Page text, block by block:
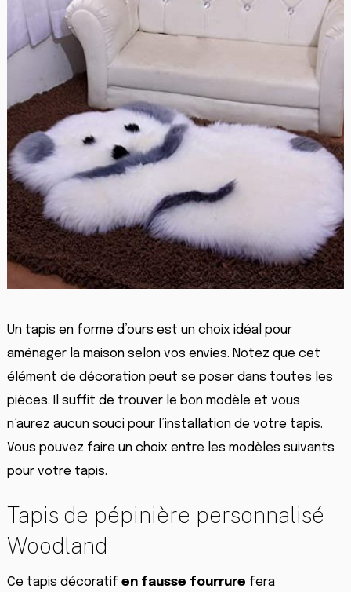
Un tapis en forme d’ours est un choix idéal pour
aménager la maison selon vos envies. Notez que cet
élément de décoration peut se poser dans toutes les
pièces. Il suffit de trouver le bon modèle et vous
n’aurez aucun souci pour l’installation de votre tapis.
Vous pouvez faire un choix entre les modèles suivants
pour votre tapis.
Tapis de pépinière personnalisé
Woodland
Ce tapis décoratif en fausse fourrure fera